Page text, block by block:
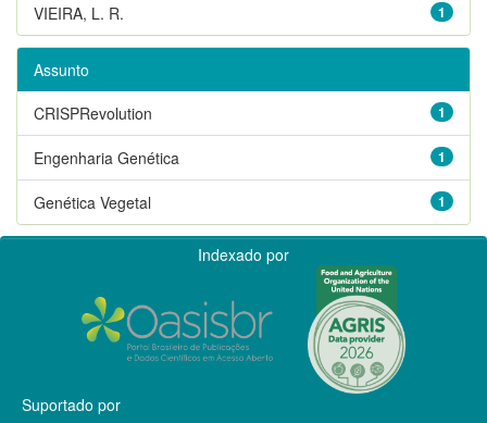
1
VIEIRA, L. R.
Assunto
1
CRISPRevolution
1
Engenharia Genética
1
Genética Vegetal
Indexado por
Suportado por